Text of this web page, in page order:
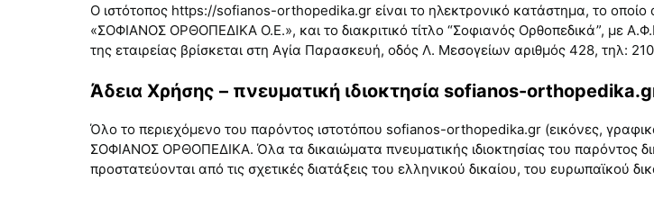
Ο ιστότοπος https://sofianos-orthopedika.gr είναι το ηλεκτρονικό κατάστημα, το οποίο
«ΣΟΦΙΑΝΟΣ ΟΡΘΟΠΕΔΙΚΑ Ο.Ε.», και το διακριτικό τίτλο “Σοφιανός Ορθοπεδικά”, με
της εταιρείας βρίσκεται στη Αγία Παρασκευή, οδός Λ. Μεσογείων αριθμός 428, τηλ:
Άδεια Χρήσης – πνευματική ιδιοκτησία sofianos-
Όλο το περιεχόμενο του παρόντος ιστοτόπου sofianos-orthopedika.gr (εικόνες,
ΣΟΦΙΑΝΟΣ ΟΡΘΟΠΕΔΙΚΑ. Όλα τα δικαιώματα πνευματικής ιδιοκτησίας του
προστατεύονται από τις σχετικές διατάξεις του ελληνικού δικαίου, του ευρωπαϊκού